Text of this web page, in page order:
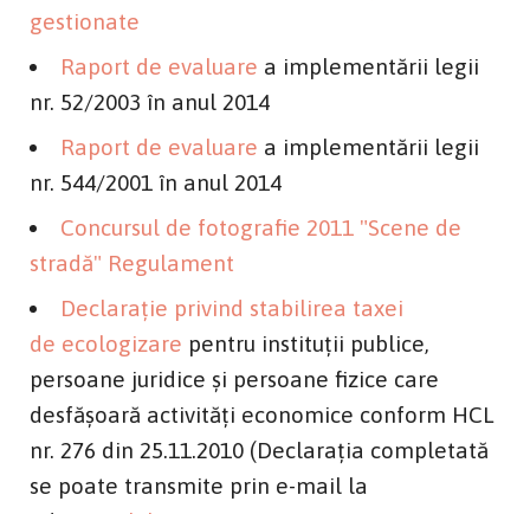
gestionate
Raport de evaluare a implementării legii
nr. 52/2003 în anul 2014
Raport de evaluare a implementării legii
nr. 544/2001 în anul 2014
Concursul de fotografie 2011 "Scene de
stradă" Regulament
Declaraţie privind stabilirea taxei
de ecologizare pentru instituţii publice,
persoane juridice şi persoane fizice care
desfăşoară activităţi economice conform HCL
nr. 276 din 25.11.2010 (Declaraţia completată
se poate transmite prin e-mail la